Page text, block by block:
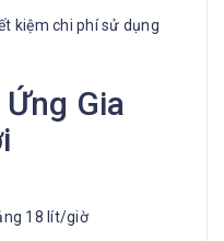
kiệm chi phí sử dụng
Gia
18 lít/giờ